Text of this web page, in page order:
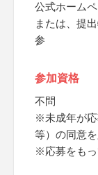
公式ホーム
または、提
参
参加資格
不問
※未成年が
等）の同意
※応募をもっ